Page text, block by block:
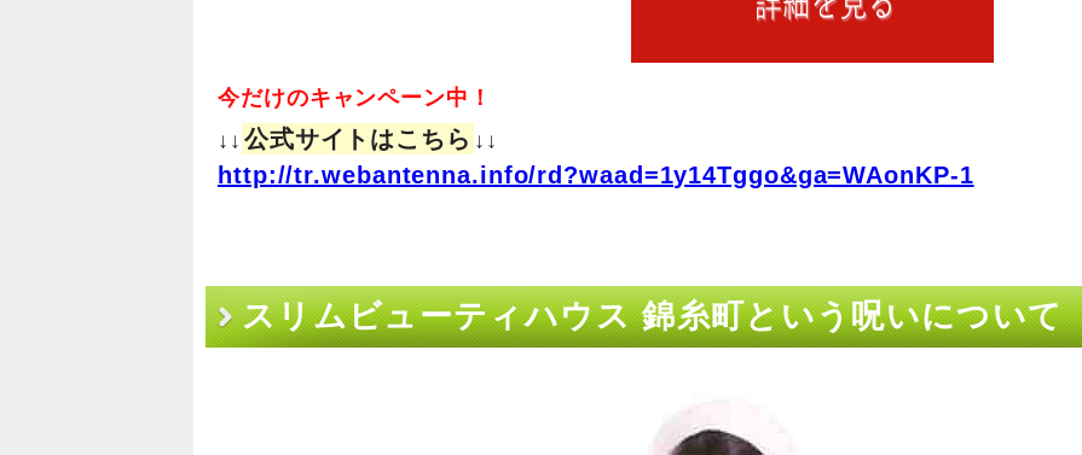
今だけのキャンペーン中！
↓↓ 公式サイトはこちら ↓↓
http://tr.webantenna.info/rd?waad=1y14Tggo&ga=WAonKP-1
スリムビューティハウス 錦糸町という呪いについて